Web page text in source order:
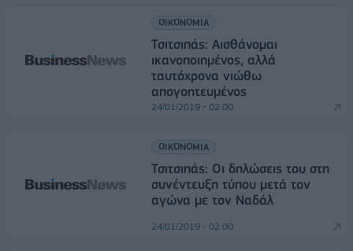
ΟΙΚΟΝΟΜΙΑ
Τσιτσιπάς: Αισθάνομαι
ικανοποιημένος, αλλά
ταυτόχρονα νιώθω
απογοητευμένος
24/01/2019 - 02:00
ΟΙΚΟΝΟΜΙΑ
Τσιτσιπάς: Οι δηλώσεις του στη
συνέντευξη τύπου μετά τον
αγώνα με τον Ναδάλ
24/01/2019 - 02:00